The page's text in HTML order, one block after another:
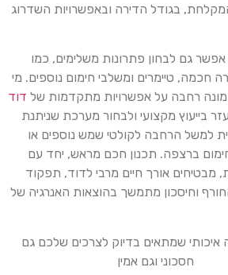
הדירה ובאפשרויות השדרוג
לבחון פתרונות משלימים, כמו
ומשלבי חימום נוספים. מי
על אפשרויות מתקדמות שלדוד
מקצועי ולבחור מערכת שניתנת
לקולטי שמש נוספים או
תכנון חכם מראש, יחד עם
אורך חיים מרבי לדוד, תפקוד
מתמשך בהוצאות האנרגיה של